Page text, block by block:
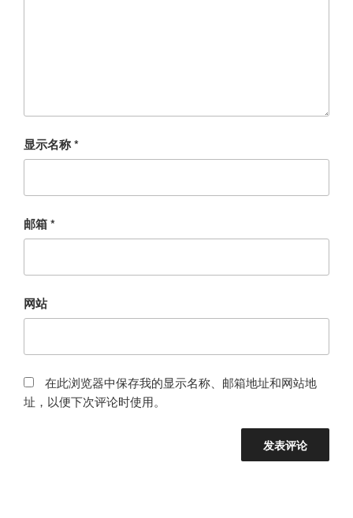
显示名称*
邮箱*
网站
在此浏览器中保存我的显示名称、邮箱地址和网站地
址，以便下次评论时使用。